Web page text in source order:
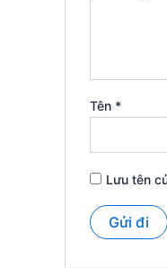
Tên *
Lưu tên